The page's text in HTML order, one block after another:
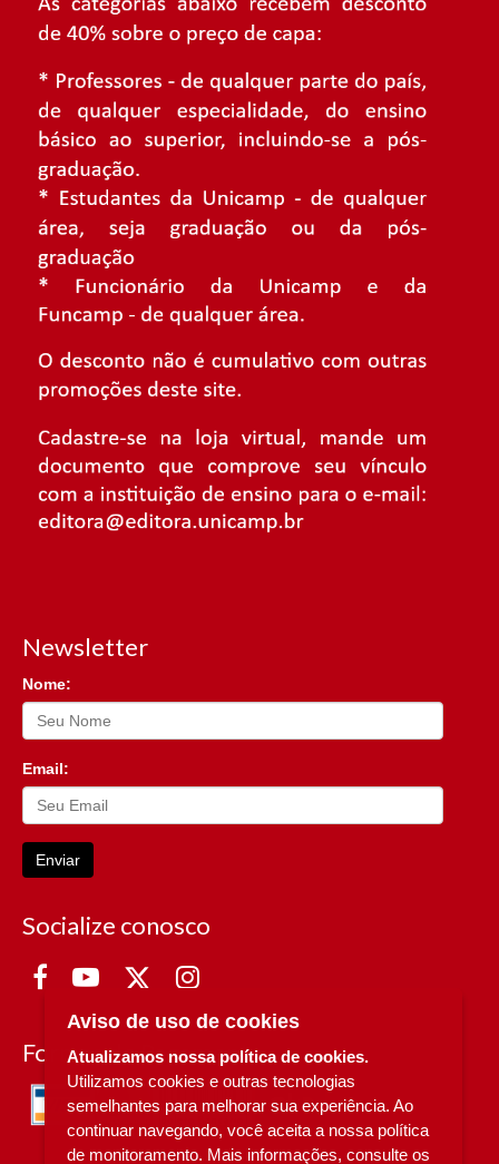
Newsletter
Nome:
Email:
Enviar
Socialize conosco
Formas de Pagamento
Aviso de uso de cookies
Atualizamos nossa política de cookies.
Utilizamos cookies e outras tecnologias
semelhantes para melhorar sua experiência. Ao
continuar navegando, você aceita a nossa política
de monitoramento. Mais informações, consulte os